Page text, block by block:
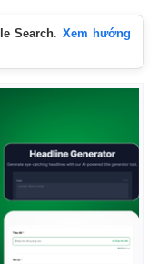
máy
Search. Xem hướng